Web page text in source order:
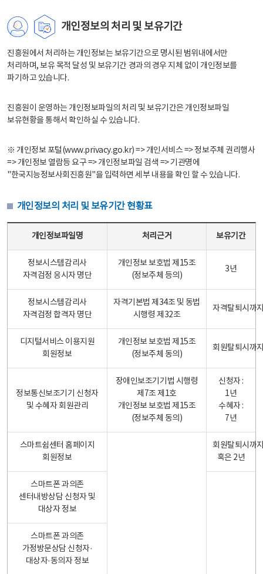
개인정보의 처리 및 보유기간
진흥원에서 처리하는 개인정보는 보유기간으로 명시된 범위내에서만
처리하며, 보유 목적 달성 및 보유기간 경과의 경우 지체 없이 개인정보를
파기하고 있습니다.
진흥원이 운영하는 개인정보파일의 처리 및 보유기간은 개인정보파일
보유현황을 통해서 확인하실 수 있습니다.
※ 개인정보 포털(www.privacy.go.kr) => 개인서비스 => 정보주체 권리행사
=> 개인정보 열람등 요구 => 개인정보파일 검색 => 기관명에
"한국지능정보사회진흥원"을 입력하면 세부 내용을 확인 할 수 있습니다.
개인정보의 처리 및 보유기간 현황표
개인정보파일명 처리근거 보유기간
정보시스템감리사
자격검정 응시자 명단
개인정보 보호법 제15조
(정보주체 등의)
3년
정보시스템감리사
자격검정 합격자 명단
자격기본법 제34조 및 동법
시행령 제32조
자격탈퇴시까
디지털서비스 이용지원
회원정보
개인정보 보호법 제15조
(정보주체 동의)
회원탈퇴시까
정보통신보조기기 신청자
및 수혜자 회원관리
장애인보조기기법 시행령
제7조 제1호
개인정보 보호법 제15조
(정보주체 동의)
신청자 :
1년
수혜자 :
7년
스마트쉼센터 홈페이지
회원정보
회원탈퇴시까
혹은 2년
스마트폰 과의존
센터내방상담 신청자 및
대상자 정보
스마트폰 과의존
가정방문상담 신청자·
대상자·동의자 정보